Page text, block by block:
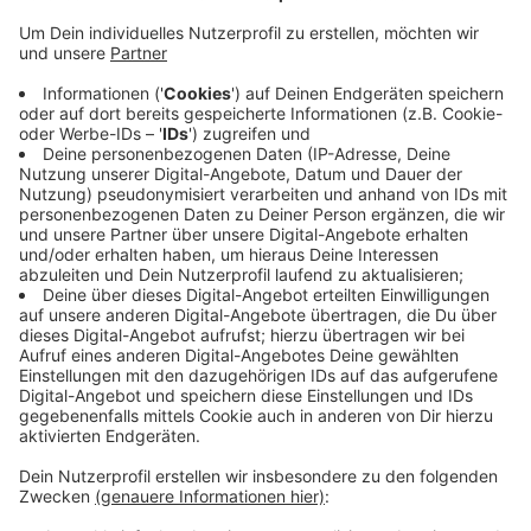
finanzieller Unsicherheiten. Nach schwierigen
Zeiten seien die Vereinskassen leer, hieß es zur
Absage. Dafür startet die Party in Barmen heute
um 11:11Uhr. Mit Musik und Tanzgruppen aus
Wuppertal und der Region. Auch wenn es keinen
Zug gibt, Kamelle für die Kinder wird trotzdem
geworfen, heißt es vom Carneval Comitee.
Veröffentlicht:Sonntag, 19.02.2023 12:02
Anzeige